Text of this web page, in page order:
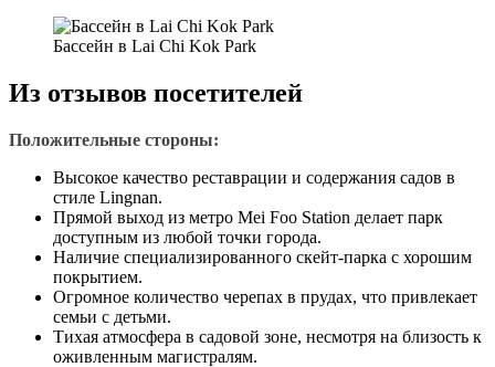
Бассейн в Lai Chi Kok Park
Из отзывов посетителей
Положительные стороны:
Высокое качество реставрации и содержания садов в
стиле Lingnan.
Прямой выход из метро Mei Foo Station делает парк
доступным из любой точки города.
Наличие специализированного скейт-парка с хорошим
покрытием.
Огромное количество черепах в прудах, что привлекает
семьи с детьми.
Тихая атмосфера в садовой зоне, несмотря на близость к
оживленным магистралям.